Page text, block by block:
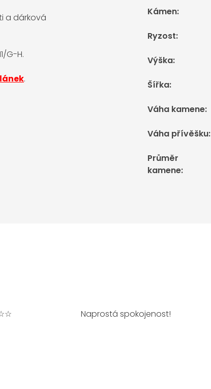
a dárková
G-H.
.
Kámen:
Ryzost:
Výška:
Šířka:
Váha kamene:
Váha přívěšku:
Průměr
kamene:
Naprostá spokojenost!